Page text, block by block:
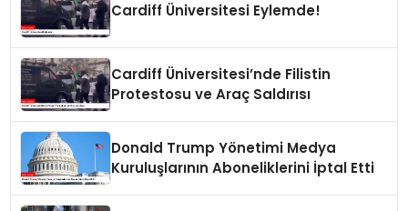
Cardiff Üniversitesi Eylemde!
Cardiff Üniversitesi’nde Filistin
Protestosu ve Araç Saldırısı
Donald Trump Yönetimi Medya
Kuruluşlarının Aboneliklerini İptal Etti